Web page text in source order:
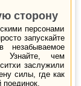
сторону
персонами
запускайте
незабываемое
Узнайте, чем
заслужили
силы, где как